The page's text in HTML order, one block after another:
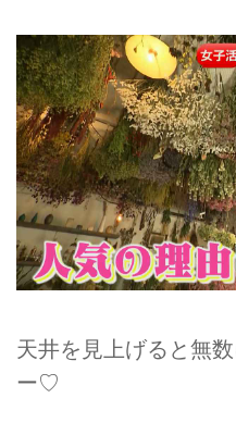
天井を見上げると無
ー♡